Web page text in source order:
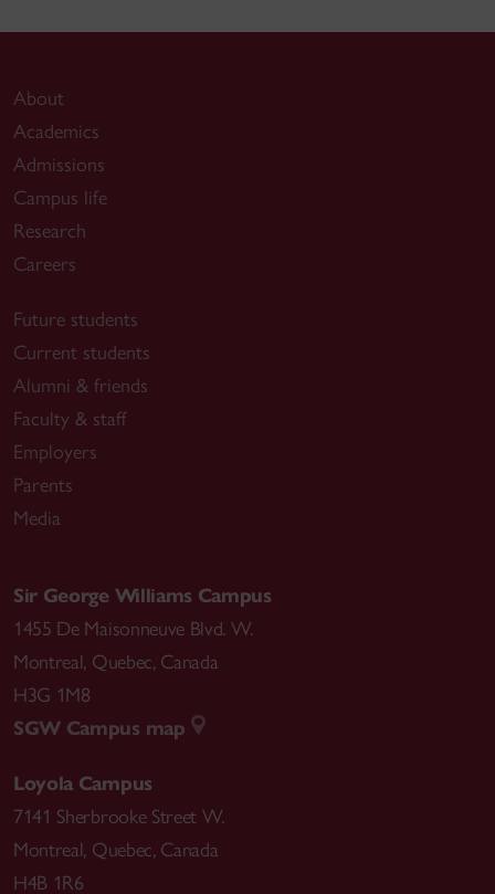
About
Academics
Admissions
Campus life
Research
Careers
Future students
Current students
Alumni & friends
Faculty & staff
Employers
Parents
Media
Sir George Williams Campus
1455 De Maisonneuve Blvd. W.
Montreal, Quebec, Canada
H3G 1M8
SGW Campus map
Loyola Campus
7141 Sherbrooke Street W.
Montreal, Quebec, Canada
H4B 1R6